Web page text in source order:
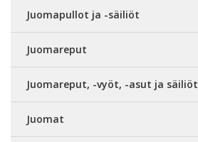
Juomapullot ja -säiliöt
Juomareput
Juomareput, -vyöt, -asut ja säiliöt
Juomat